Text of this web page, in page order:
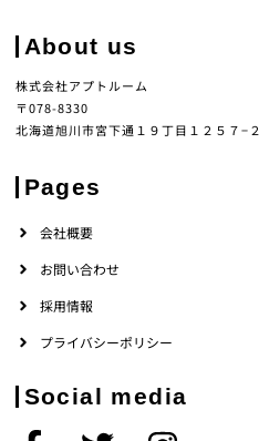
About us
株式会社アプトルーム
〒078-8330
北海道旭川市宮下通１９丁目１２５７−２
Pages
会社概要
お問い合わせ
採用情報
プライバシーポリシー
Social media